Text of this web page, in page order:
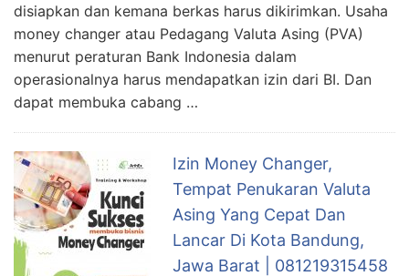
disiapkan dan kemana berkas harus dikirimkan. Usaha
money changer atau Pedagang Valuta Asing (PVA)
menurut peraturan Bank Indonesia dalam
operasionalnya harus mendapatkan izin dari BI. Dan
dapat membuka cabang …
Izin Money Changer,
Tempat Penukaran Valuta
Asing Yang Cepat Dan
Lancar Di Kota Bandung,
Jawa Barat | 081219315458